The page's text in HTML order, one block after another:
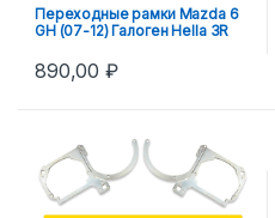
Переходные рамки Mazda 6
GH (07-12) Галоген Hella 3R
890,00₽